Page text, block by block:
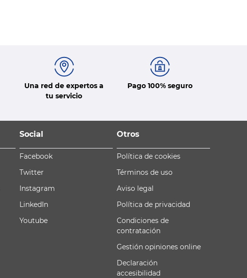
Una red de expertos a
tu servicio
Pago 100% seguro
Social
Facebook
Twitter
Instagram
LinkedIn
Youtube
Otros
Política de cookies
Términos de uso
Aviso legal
Política de privacidad
Condiciones de
contratación
Gestión opiniones online
Declaración
accesibilidad